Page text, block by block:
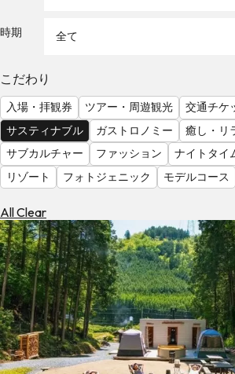
を
見
る
時期 全て
こだわり
入場・拝観券 ツアー・周遊観光
交通チケ
サスティナブル
ガストロノミー
癒し・リ
サブカルチャー
ファッション
ナイトタイ
リゾート
フォトジェニック モデルコース
All Clear